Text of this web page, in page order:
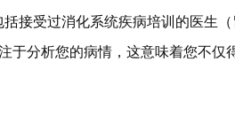
接受过消化系统疾病培训的医生
于分析您的病情，这意味着您不